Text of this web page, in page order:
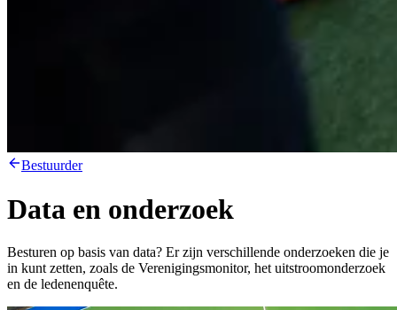
Bestuurder
Data en onderzoek
Besturen op basis van data? Er zijn verschillende onderzoeken die je
in kunt zetten, zoals de Verenigingsmonitor, het uitstroomonderzoek
en de ledenenquête.